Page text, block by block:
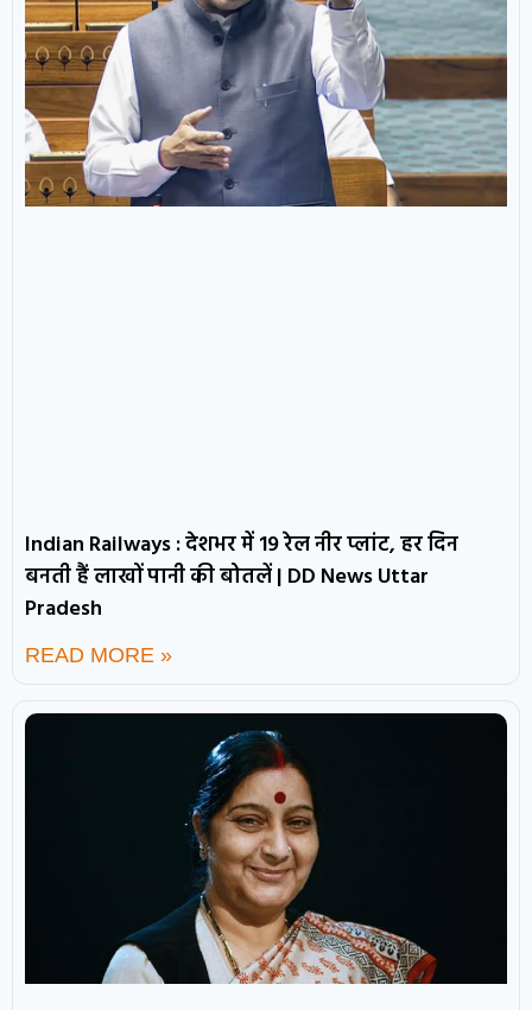
Indian Railways : देशभर में 19 रेल नीर प्लांट, हर दिन
बनती हैं लाखों पानी की बोतलें | DD News Uttar
Pradesh
READ MORE »